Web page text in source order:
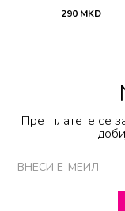
290 MKD
Претплатете се